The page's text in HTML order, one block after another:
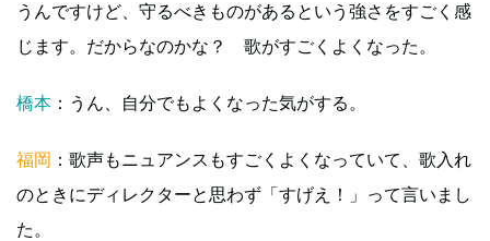
うんですけど、守るべきものがあるという強さをすごく感
じます。だからなのかな？ 歌がすごくよくなった。
橋本 ：うん、自分でもよくなった気がする。
福岡 ：歌声もニュアンスもすごくよくなっていて、歌入れ
のときにディレクターと思わず「すげえ！」って言いまし
た。